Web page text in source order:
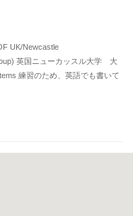
UK/Newcastle
英国ニューカッスル大学 大
練習のため、英語でも書いて